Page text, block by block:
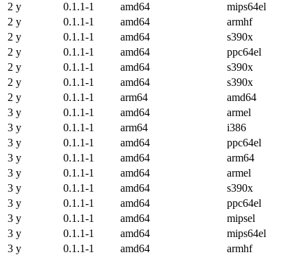
2 y
0.1.1-1 amd64
mips64el
2 y
0.1.1-1 amd64
armhf
2 y
0.1.1-1 amd64
s390x
2 y
0.1.1-1 amd64
ppc64el
2 y
0.1.1-1 amd64
s390x
2 y
0.1.1-1 amd64
s390x
2 y
0.1.1-1 arm64
amd64
3 y
0.1.1-1 amd64
armel
3 y
0.1.1-1 arm64
i386
3 y
0.1.1-1 amd64
ppc64el
3 y
0.1.1-1 amd64
arm64
3 y
0.1.1-1 amd64
armel
3 y
0.1.1-1 amd64
s390x
3 y
0.1.1-1 amd64
ppc64el
3 y
0.1.1-1 amd64
mipsel
3 y
0.1.1-1 amd64
mips64el
3 y
0.1.1-1 amd64
armhf